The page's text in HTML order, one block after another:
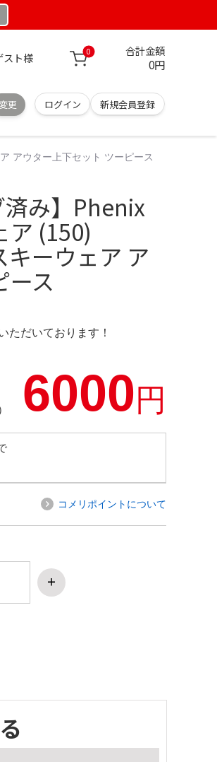
スト様 0 合計金額
0円
変更 ログイン 新規会員登録
アウター上下セット ツーピース
済み】Phenix
ア (150)
キーウェア ア
ース
ただいております！
6000円
コメリポイントについて